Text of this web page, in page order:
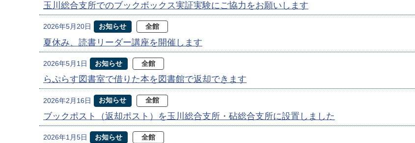
玉川総合支所でのブックボックス実証実験にご協力をお願いします
2026年5月20日 お知らせ 全館
夏休み、読書リーダー講座を開催します
2026年5月1日 お知らせ 全館
らぷらす図書室で借りた本を図書館で返却できます
2026年2月16日 お知らせ 全館
ブックポスト（返却ポスト）を玉川総合支所・砧総合支所に設置しました
2026年1月5日 お知らせ 全館